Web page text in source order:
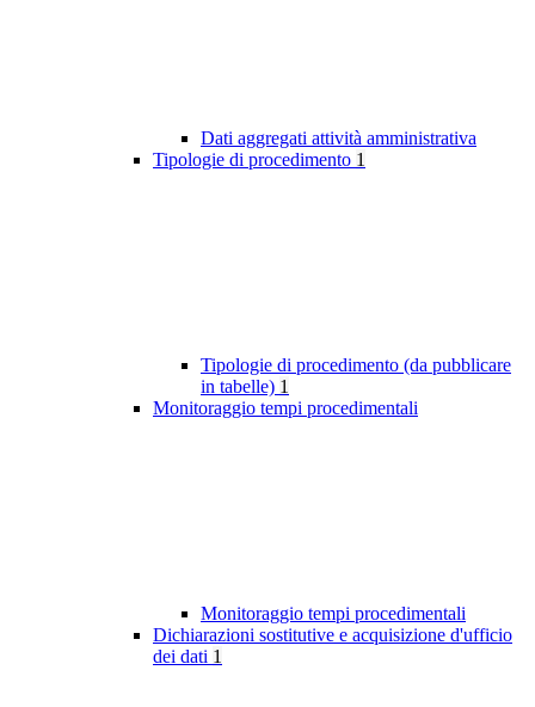
Dati aggregati attività amministrativa
Tipologie di procedimento 1
Tipologie di procedimento (da pubblicare
in tabelle) 1
Monitoraggio tempi procedimentali
Monitoraggio tempi procedimentali
Dichiarazioni sostitutive e acquisizione d'ufficio
dei dati 1